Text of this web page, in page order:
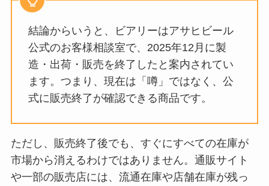
結論からいうと、ビアリーはアサヒビール
公式のお客様相談室で、2025年12月に製
造・出荷・販売を終了したと案内されてい
ます。つまり、現在は「噂」ではなく、公
式に販売終了が確認できる商品です。
ただし、販売終了後でも、すぐにすべての在庫が
市場から消えるわけではありません。通販サイト
や一部の販売店には、流通在庫や店舗在庫が残っ